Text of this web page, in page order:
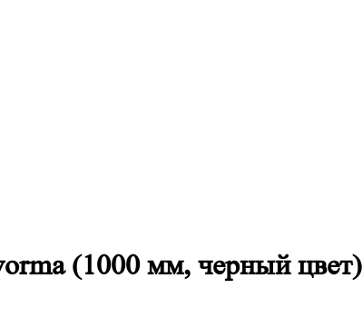
(1000 мм, черный цвет)